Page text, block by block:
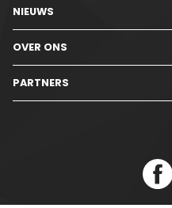
NIEUWS
OVER ONS
PARTNERS